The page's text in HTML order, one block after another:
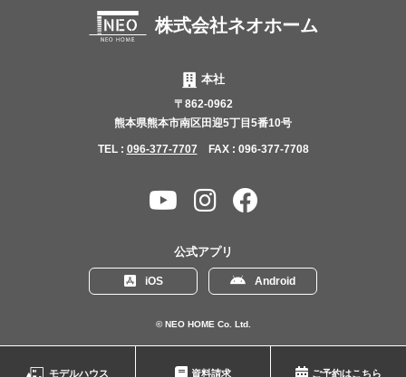
モデルハウス 資料請求 ご予約はこちら
株式会社ネオホーム
本社
〒862-0962
熊本県熊本市南区田迎5丁目5番10号
TEL : 096-377-7707 FAX : 096-377-7708
YouTube
ン
ネ
ル
Instagram
Facebook
公式アプリ
iOS Android
© NEO HOME Co. Ltd.